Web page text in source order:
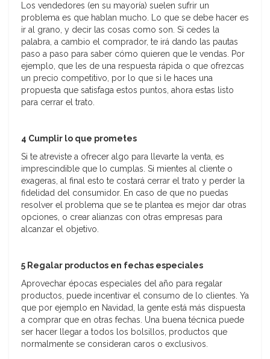
Los vendedores (en su mayoría) suelen sufrir un
problema es que hablan mucho. Lo que se debe hacer es
ir al grano, y decir las cosas como son. Si cedes la
palabra, a cambio el comprador, te irá dando las pautas
paso a paso para saber cómo quieren que le vendas. Por
ejemplo, que les de una respuesta rápida o que ofrezcas
un precio competitivo, por lo que si le haces una
propuesta que satisfaga estos puntos, ahora estas listo
para cerrar el trato.
4 Cumplir lo que prometes
Si te atreviste a ofrecer algo para llevarte la venta, es
imprescindible que lo cumplas. Si mientes al cliente o
exageras, al final esto te costará cerrar el trato y perder la
fidelidad del consumidor. En caso de que no puedas
resolver el problema que se te plantea es mejor dar otras
opciones, o crear alianzas con otras empresas para
alcanzar el objetivo.
5 Regalar productos en fechas especiales
Aprovechar épocas especiales del año para regalar
productos, puede incentivar el consumo de lo clientes. Ya
que por ejemplo en Navidad, la gente está más dispuesta
a comprar que en otras fechas. Una buena técnica puede
ser hacer llegar a todos los bolsillos, productos que
normalmente se consideran caros o exclusivos.